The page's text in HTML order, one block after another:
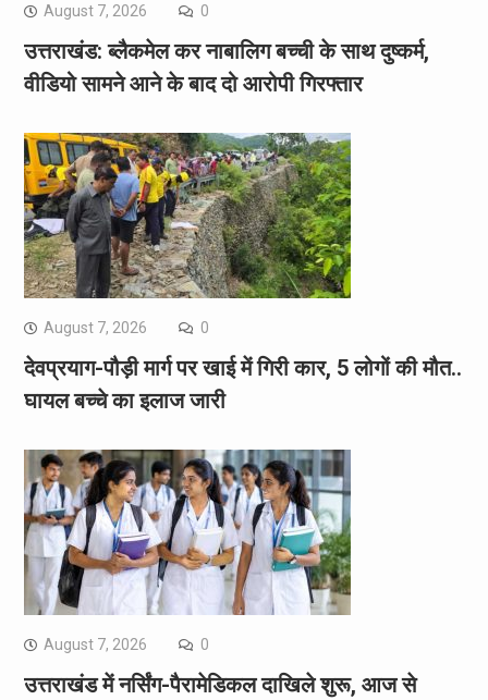
August 7, 2026 0
उत्तराखंड: ब्लैकमेल कर नाबालिग बच्ची के साथ दुष्कर्म,
वीडियो सामने आने के बाद दो आरोपी गिरफ्तार
August 7, 2026 0
देवप्रयाग-पौड़ी मार्ग पर खाई में गिरी कार, 5 लोगों की मौत..
घायल बच्चे का इलाज जारी
August 7, 2026 0
उत्तराखंड में नर्सिंग-पैरामेडिकल दाखिले शुरू, आज से